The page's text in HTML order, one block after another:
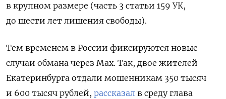
в крупном размере (часть 3 статьи 159 УК,
до шести лет лишения свободы).
Тем временем в России фиксируются новые
случаи обмана через Max. Так, двое жителей
Екатеринбурга отдали мошенникам 350 тысяч
и 600 тысяч рублей, рассказал в среду глава